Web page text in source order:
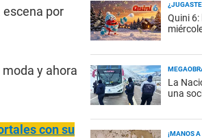
escena por
y ahora
con su
Quini
La
una
¡MANOS